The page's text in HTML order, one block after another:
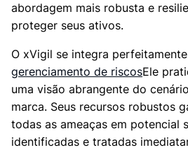
abordagem mais robusta e
proteger seus ativos.
O xVigil se integra
gerenciamento de riscosEle
uma visão abrangente do
marca. Seus recursos robustos
todas as ameaças em potencial
identificadas e tratadas